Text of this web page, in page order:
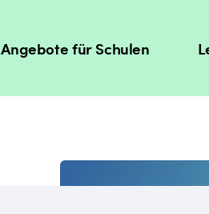
Angebote für Schulen